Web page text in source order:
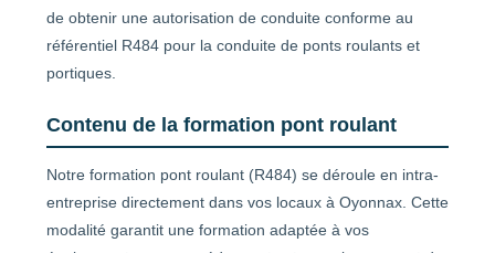
de obtenir une autorisation de conduite conforme au
référentiel R484 pour la conduite de ponts roulants et
portiques.
Contenu de la formation pont roulant
Notre formation pont roulant (R484) se déroule en intra-
entreprise directement dans vos locaux à Oyonnax. Cette
modalité garantit une formation adaptée à vos